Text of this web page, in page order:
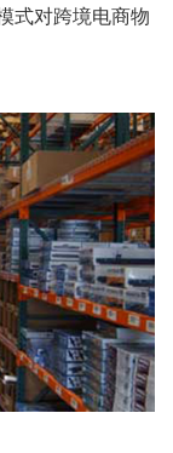
式对跨境电商物